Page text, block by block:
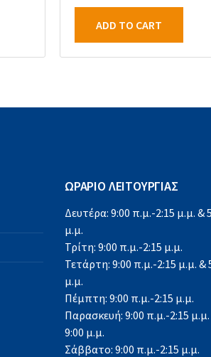
ADD TO CART
ΩΡΑΡΙΟ ΛΕΙΤΟΥΡΓΙΑΣ
Δευτέρα: 9:00 π.μ.-2:15 μ.μ. &
μ.μ.
Τρίτη: 9:00 π.μ.-2:15 μ.μ.
Τετάρτη: 9:00 π.μ.-2:15 μ.μ. &
μ.μ.
Πέμπτη: 9:00 π.μ.-2:15 μ.μ.
Παρασκευή: 9:00 π.μ.-2:15 μ.μ.
9:00 μ.μ.
Σάββατο: 9:00 π.μ.-2:15 μ.μ.